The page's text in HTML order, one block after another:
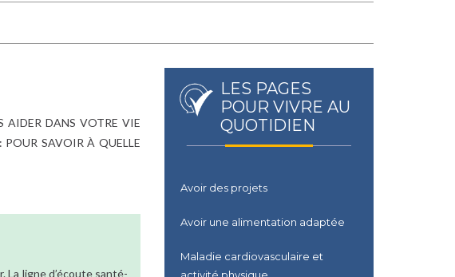
AIDER DANS VOTRE VIE
SAVOIR À QUELLE
La ligne d’écoute santé-
LES PAGES
POUR VIVRE AU
QUOTIDIEN
Avoir des projets
Avoir une alimentation adaptée
Maladie cardiovasculaire et
activité physique